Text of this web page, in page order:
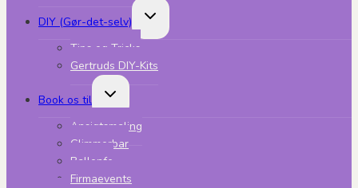
DIY (Gør-det-selv)
Skift
undermenu
Tips og Tricks
Gertruds DIY-Kits
Book os til
Skift
undermenu
Ansigtsmaling
Glimmerbar
Ballonfe
Firmaevents